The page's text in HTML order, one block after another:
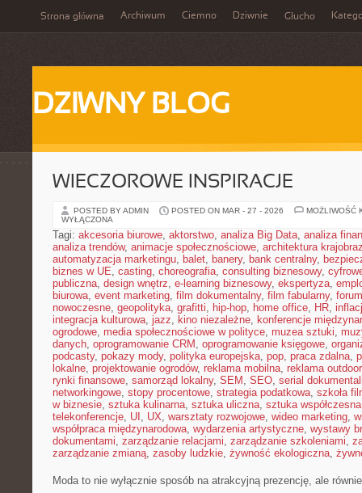
Strona główna Archiwum Ciemno Dziwnie Głucho
DZIWNY BLOG
WIECZOROWE INSPIRACJE
POSTED BY ADMIN POSTED ON MAR - 27 - 2026
MOŻLIWOŚĆ
WYŁĄCZONA
Tagi: akcesoria biurowe, aktorstwo, analiza Big Data, analiza
analiza trendów, animacje społecznościowe, architektura
automatyzacja marketingu, balet, banery, bank centralny,
biznes w UE, casting, choreografia, consulting biznesowy,
publiczna, design wnętrz, e-learning biznesowy, ekspertyza,
biurowa, event marketing, film dokumentalny, film fabularny,
nowoczesne, geopolityka, grafitti, hip-hop, home office, HR,
integracja kulturowa, jazz, kino niezależne, konferencje
ogrodowe, media społecznościowe w polityce, muzea sztuki,
danych, oprogramowanie CRM , oprogramowanie księgowe,
podcasty, pokazy mody, polityka europejska, pop, praca zdalna,
lokalne, projektowanie ogrodów, reklama mobilna, reklama outdoor
rynki finansowe, samorząd lokalny, SEM , SEO, serial
networkingowe, stopy procentowe, strategia podatkowa, szkoła
w biznesie, sztuka kulinarna, sztuka uliczna, sztuka współczesna
telekonferencje, UI , UX, warsztaty rozwojowe, wideo marketing,
współpraca międzynarodowa, wydarzenia artystyczne, wystawy
dokumentami, zarządzanie relacjami, zarządzanie szkoleniami,
zarządzanie zmianą, zasoby ludzkie, żywność ekologiczna,
Moda to nie wyłącznie sposób na atrakcyjną prezencję, ale